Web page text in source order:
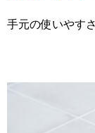
手元の使いやす